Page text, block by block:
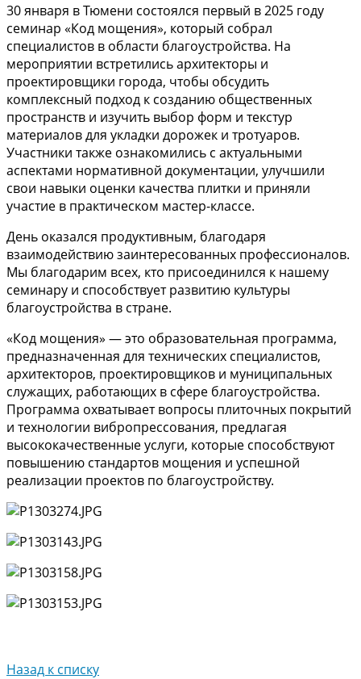
30 января в Тюмени состоялся первый в 2025 году
семинар «Код мощения», который собрал
специалистов в области благоустройства. На
мероприятии встретились архитекторы и
проектировщики города, чтобы обсудить
комплексный подход к созданию общественных
пространств и изучить выбор форм и текстур
материалов для укладки дорожек и тротуаров.
Участники также ознакомились с актуальными
аспектами нормативной документации, улучшили
свои навыки оценки качества плитки и приняли
участие в практическом мастер-классе.
День оказался продуктивным, благодаря
взаимодействию заинтересованных профессионалов.
Мы благодарим всех, кто присоединился к нашему
семинару и способствует развитию культуры
благоустройства в стране.
«Код мощения» — это образовательная программа,
предназначенная для технических специалистов,
архитекторов, проектировщиков и муниципальных
служащих, работающих в сфере благоустройства.
Программа охватывает вопросы плиточных покрытий
и технологии вибропрессования, предлагая
высококачественные услуги, которые способствуют
повышению стандартов мощения и успешной
реализации проектов по благоустройству.
Назад к списку